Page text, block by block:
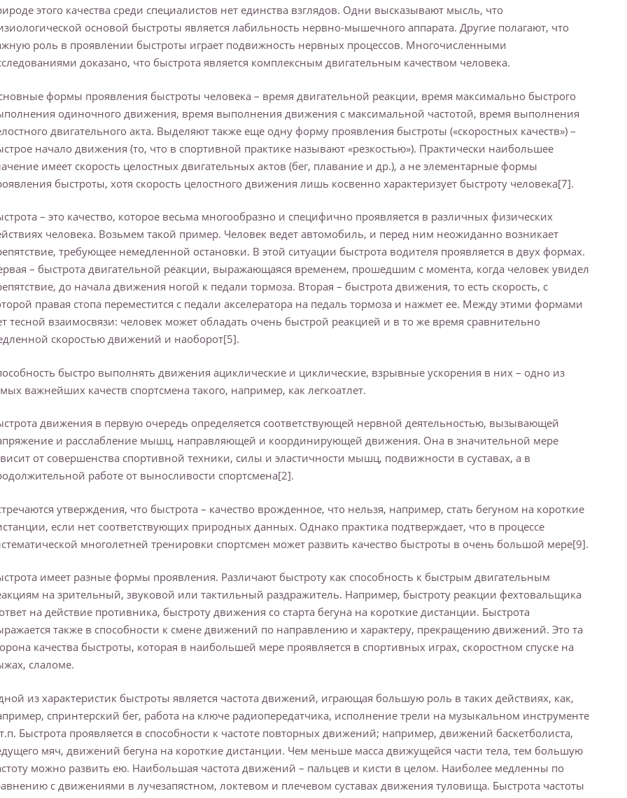
этого качества среди специалистов нет единства взглядов. Одни высказывают мысль, что
основой быстроты является лабильность нервно-мышечного аппарата. Другие полагают, что
роль в проявлении быстроты играет подвижность нервных процессов. Многочисленными
доказано, что быстрота является комплексным двигательным качеством человека.
формы проявления быстроты человека – время двигательной реакции, время максимально быстрого
одиночного движения, время выполнения движения с максимальной частотой, время выполнения
двигательного акта. Выделяют также еще одну форму проявления быстроты («скоростных качеств») –
начало движения (то, что в спортивной практике называют «резкостью»). Практически наибольшее
имеет скорость целостных двигательных актов (бег, плавание и др.), а не элементарные формы
быстроты, хотя скорость целостного движения лишь косвенно характеризует быстроту человека[7].
– это качество, которое весьма многообразно и специфично проявляется в различных физических
человека. Возьмем такой пример. Человек ведет автомобиль, и перед ним неожиданно возникает
требующее немедленной остановки. В этой ситуации быстрота водителя проявляется в двух формах.
– быстрота двигательной реакции, выражающаяся временем, прошедшим с момента, когда человек увидел
до начала движения ногой к педали тормоза. Вторая – быстрота движения, то есть скорость, с
правая стопа переместится с педали акселератора на педаль тормоза и нажмет ее. Между этими формами
тесной взаимосвязи: человек может обладать очень быстрой реакцией и в то же время сравнительно
скоростью движений и наоборот[5].
быстро выполнять движения ациклические и циклические, взрывные ускорения в них – одно из
важнейших качеств спортсмена такого, например, как легкоатлет.
движения в первую очередь определяется соответствующей нервной деятельностью, вызывающей
и расслабление мышц, направляющей и координирующей движения. Она в значительной мере
от совершенства спортивной техники, силы и эластичности мышц, подвижности в суставах, а в
работе от выносливости спортсмена[2].
утверждения, что быстрота – качество врожденное, что нельзя, например, стать бегуном на короткие
если нет соответствующих природных данных. Однако практика подтверждает, что в процессе
многолетней тренировки спортсмен может развить качество быстроты в очень большой мере[9].
имеет разные формы проявления. Различают быстроту как способность к быстрым двигательным
на зрительный, звуковой или тактильный раздражитель. Например, быстроту реакции фехтовальщика
на действие противника, быстроту движения со старта бегуна на короткие дистанции. Быстрота
также в способности к смене движений по направлению и характеру, прекращению движений. Это та
качества быстроты, которая в наибольшей мере проявляется в спортивных играх, скоростном спуске на
слаломе.
из характеристик быстроты является частота движений, играющая большую роль в таких действиях, как,
спринтерский бег, работа на ключе радиопередатчика, исполнение трели на музыкальном инструменте
Быстрота проявляется в способности к частоте повторных движений; например, движений баскетболиста,
мяч, движений бегуна на короткие дистанции. Чем меньше масса движущейся части тела, тем большую
можно развить ею. Наибольшая частота движений – пальцев и кисти в целом. Наиболее медленны по
с движениями в лучезапястном, локтевом и плечевом суставах движения туловища. Быстрота частоты